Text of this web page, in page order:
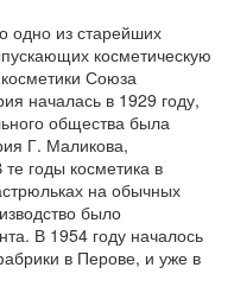
одно из старейших
косметическую
Союза
началась в 1929 году,
общества была
Г. Маликова,
годы косметика в
на обычных
было
В 1954 году началось
в Перове, и уже в